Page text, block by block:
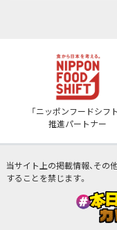
「ニッポンフードシフト
推進パートナー
当サイト上の掲載情報、その
することを禁じます。